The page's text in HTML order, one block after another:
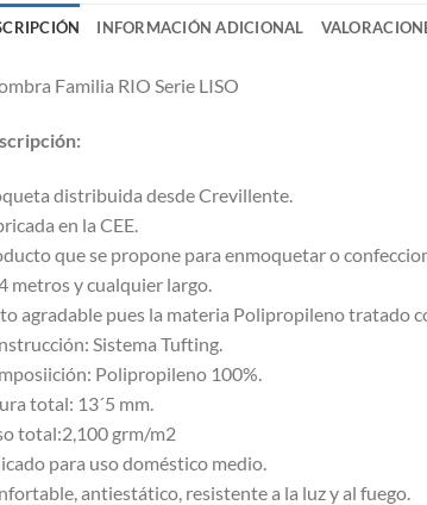
INFORMACIÓN ADICIONAL
Familia RIO Serie LISO
distribuida desde Crevillente.
en la CEE.
que se propone para enmoquetar o
metros y cualquier largo.
agradable pues la materia Polipropileno tratado
Sistema Tufting.
Polipropileno 100%.
total: 13´5 mm.
total:2,100 grm/m2
para uso doméstico medio.
antiestático, resistente a la luz y al fuego.